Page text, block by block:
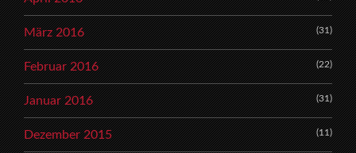
März 2016 (31)
Februar 2016 (22)
Januar 2016 (31)
Dezember 2015 (11)